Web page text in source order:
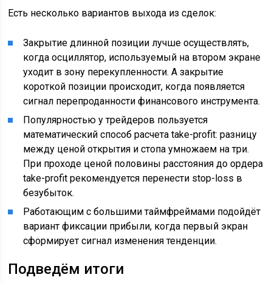
Есть несколько вариантов выхода из сделок:
Закрытие длинной позиции лучше осуществлять,
когда осциллятор, используемый на втором экране
уходит в зону перекупленности. А закрытие
короткой позиции происходит, когда появляется
сигнал перепроданности финансового инструмента.
Популярностью у трейдеров пользуется
математический способ расчета take-profit: разницу
между ценой открытия и стопа умножаем на три.
При проходе ценой половины расстояния до ордера
take-profit рекомендуется перенести stop-loss в
безубыток.
Работающим с большими таймфреймами подойдёт
вариант фиксации прибыли, когда первый экран
сформирует сигнал изменения тенденции.
Подведём итоги